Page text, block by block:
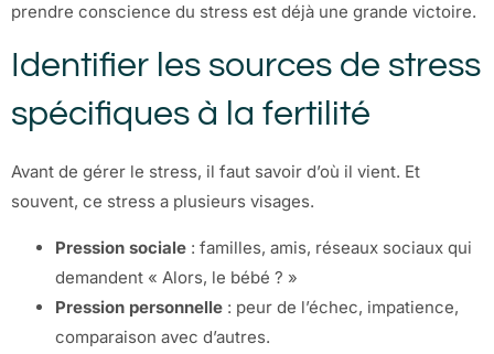
prendre conscience du stress est déjà une grande victoire.
Identifier les sources de stress
spécifiques à la fertilité
Avant de gérer le stress, il faut savoir d’où il vient. Et
souvent, ce stress a plusieurs visages.
Pression sociale : familles, amis, réseaux sociaux qui
demandent « Alors, le bébé ? »
Pression personnelle : peur de l’échec, impatience,
comparaison avec d’autres.